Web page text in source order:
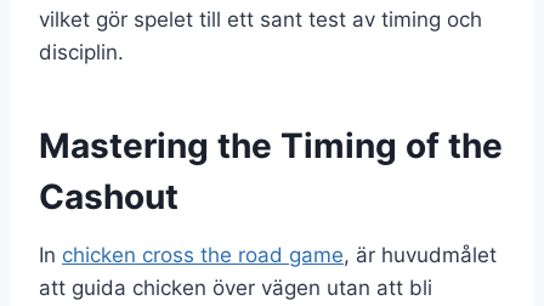
vilket gör spelet till ett sant test av timing och
disciplin.
Mastering the Timing of the
Cashout
In chicken cross the road game, är huvudmålet
att guida chicken över vägen utan att bli